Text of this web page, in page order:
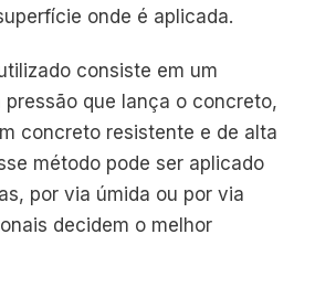
onde é aplicada.
consiste em um
que lança o concreto,
concreto resistente e de alta
método pode ser aplicado
por via úmida ou por via
decidem o melhor